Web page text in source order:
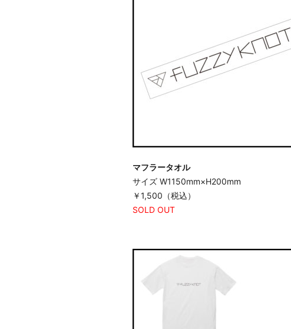
マフラータオル
サイズ W1150mm×H200mm
￥1,500（税込）
SOLD OUT